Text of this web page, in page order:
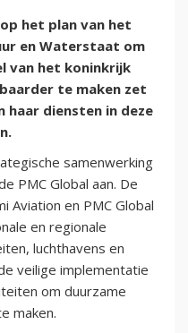
het plan van het
en Waterstaat om
van het koninkrijk
te maken zet
haar diensten in deze
samenwerking
PMC Global aan. De
Aviation en PMC Global
en regionale
luchthavens en
veilige implementatie
om duurzame
maken.